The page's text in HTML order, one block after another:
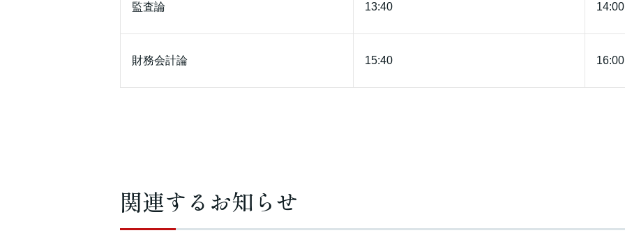
監査論 13:40
財務会計論 15:40
関連するお知らせ